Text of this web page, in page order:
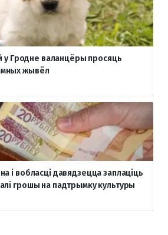
у Гродне валанцёры просяць
жывёл
і вобласці давядзецца заплаціць
грошы на падтрымку культуры